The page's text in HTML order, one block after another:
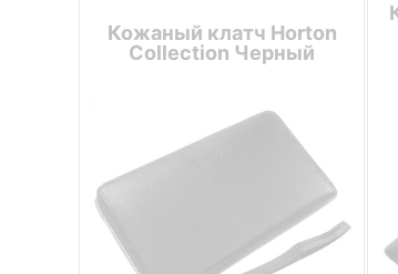
Кожаный клатч Horton
Collection Черный